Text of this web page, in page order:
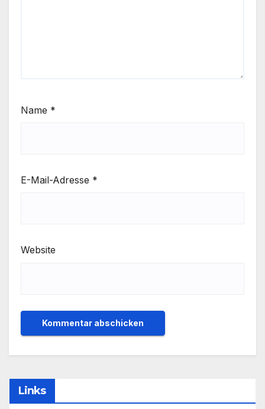
Name *
E-Mail-Adresse *
Website
Links